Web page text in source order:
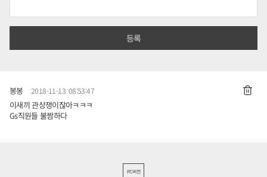
봉봉 2018-11-13 08:53:47
이새끼 관상쟁이잖아ㅋㅋㅋ
Gs직원들 불쌈하다
PC버전